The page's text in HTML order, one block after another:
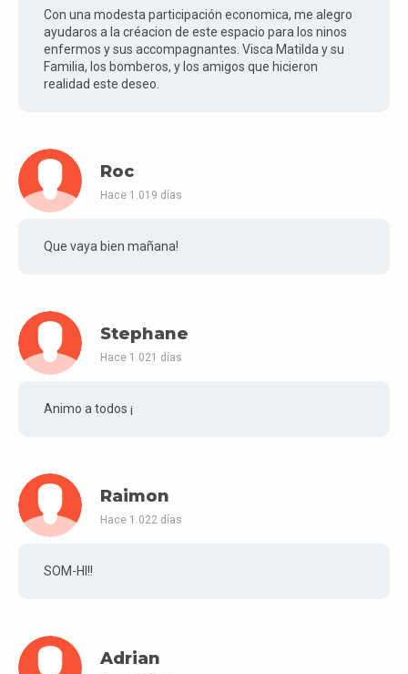
Con una modesta participación economica, me alegro
ayudaros a la créacion de este espacio para los ninos
enfermos y sus accompagnantes. Visca Matilda y su
Familia, los bomberos, y los amigos que hicieron
realidad este deseo.
Roc
Hace 1.019 días
Que vaya bien mañana!
Stephane
Hace 1.021 días
Animo a todos ¡
Raimon
Hace 1.022 días
SOM-HI!!
Adrian